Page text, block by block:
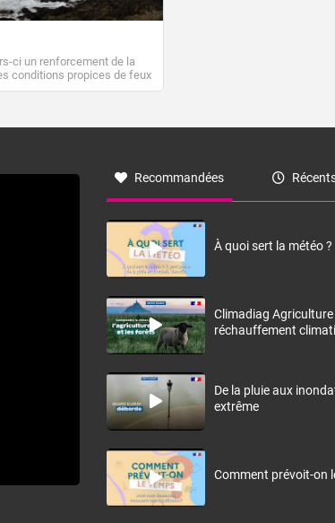
ci un renforcement de la
conditions propices de feux
la tramontane ? Quelles sont
qui part du Roussillon à la
montagneuses d’où
Recommandées
À quoi sert la météo ?
Climadiag Agriculture
réchauffement
De la pluie aux
extrême
Comment prévoit-on